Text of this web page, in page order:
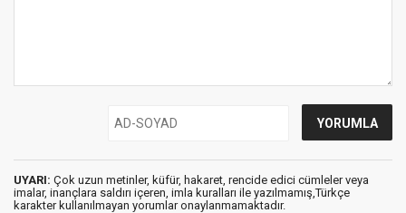
UYARI: Çok uzun metinler, küfür, hakaret, rencide edici cümleler veya
imalar, inançlara saldırı içeren, imla kuralları ile yazılmamış,Türkçe
karakter kullanılmayan yorumlar onaylanmamaktadır.